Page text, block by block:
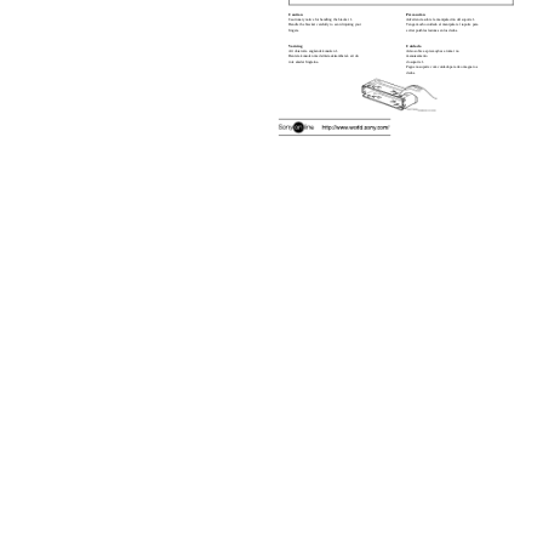
Caution
Cautionary notice for handling the bracket 1.
fingers.
Precaución
Advertencia sobre la manipulación del soporte 1.
evitar posibles lesiones en los dedos.
Varning
Hantera konsolen med största aktsamhet så att du
Cuidado
manuseamento
Pegue no suporte com cuidado para não magoar os